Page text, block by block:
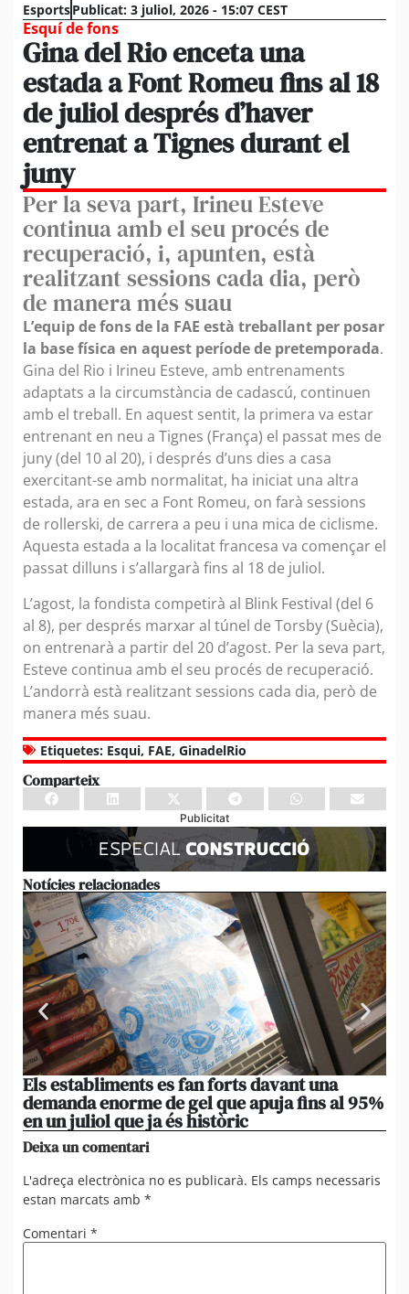
EsportsPublicat: 3 juliol, 2026 - 15:07 CEST
Esquí de fons
Gina del Rio enceta una
estada a Font Romeu fins al 18
de juliol després d’haver
entrenat a Tignes durant el
juny
Per la seva part, Irineu Esteve
continua amb el seu procés de
recuperació, i, apunten, està
realitzant sessions cada dia, però
de manera més suau
L’equip de fons de la FAE està treballant per posar
la base física en aquest període de pretemporada.
Gina del Rio i Irineu Esteve, amb entrenaments
adaptats a la circumstància de cadascú, continuen
amb el treball. En aquest sentit, la primera va estar
entrenant en neu a Tignes (França) el passat mes de
juny (del 10 al 20), i després d’uns dies a casa
exercitant-se amb normalitat, ha iniciat una altra
estada, ara en sec a Font Romeu, on farà sessions
de rollerski, de carrera a peu i una mica de ciclisme.
Aquesta estada a la localitat francesa va començar el
passat dilluns i s’allargarà fins al 18 de juliol.
L’agost, la fondista competirà al Blink Festival (del 6
al 8), per després marxar al túnel de Torsby (Suècia),
on entrenarà a partir del 20 d’agost. Per la seva part,
Esteve continua amb el seu procés de recuperació.
L’andorrà està realitzant sessions cada dia, però de
manera més suau.
Etiquetes: Esqui, FAE, GinadelRio
Comparteix
Publicitat
Notícies relacionades
Els establiments es fan forts davant una
demanda enorme de gel que apuja fins al 95%
en un juliol que ja és històric
Deixa un comentari
L'adreça electrònica no es publicarà. Els camps necessaris
estan marcats amb *
Comentari *